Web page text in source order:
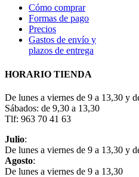
Cómo comprar
Formas de pago
Precios
Gastos de envío y
plazos de entrega
HORARIO TIENDA
De lunes a viernes de 9 a 13,30 y
Sábados: de 9,30 a 13,30
Tlf: 963 70 41 63
Julio:
De lunes a viernes de 9 a 13,30 y
Agosto:
De lunes a viernes de 9 a 13,30